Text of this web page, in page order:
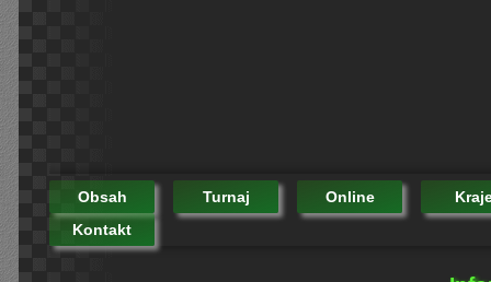
Obsah Turnaj Online
Kontakt